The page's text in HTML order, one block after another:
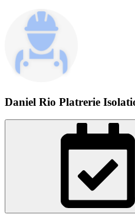
Daniel Rio Platrerie